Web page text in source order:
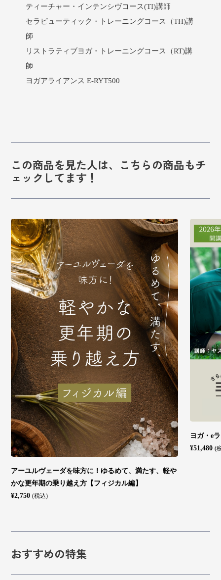
ティーチャー・インテンシヴコース(TI)講師
セラピューティック・トレーニングコース（TH)講
師
リストラティブヨガ・トレーニングコース（RT)講
師
ヨガアライアンス E-RYT500
この商品を見た人は、こちらの商品もチ
ェックしてます！
アーユルヴェーダを味方に！ゆるめて、満たす、軽や
かな更年期の乗り越え方【フィジカル編】
¥2,750 (税込)
ヨガ・e
¥51,480 (
おすすめの特集